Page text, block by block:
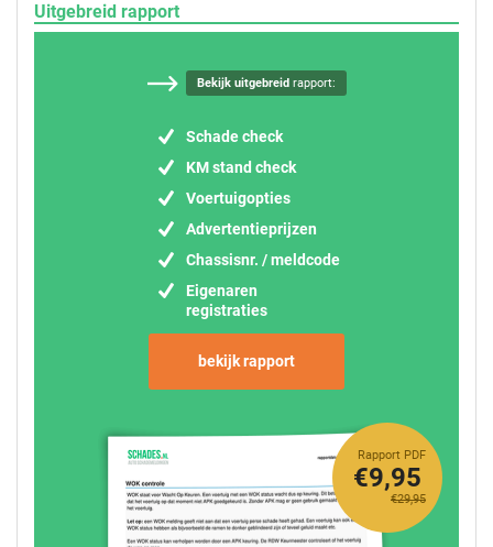
Uitgebreid rapport
Bekijk uitgebreidrapport:
Schade check
KM stand check
Voertuigopties
Advertentieprijzen
Chassisnr. / meldcode
Eigenaren
registraties
bekijk rapport
Rapport PDF
€29,95
€9,95